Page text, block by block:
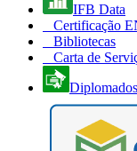
IFB Data
Certificação
Bibliotecas
Carta de
Diplomados